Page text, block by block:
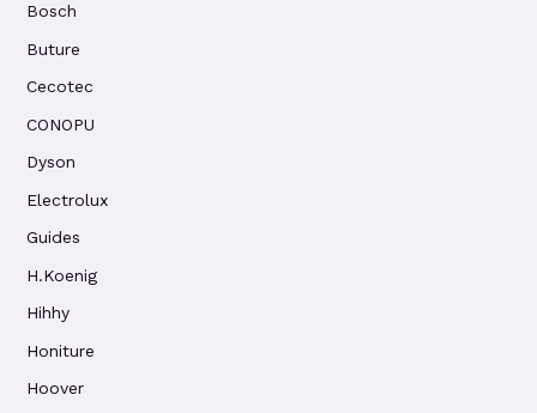
Bosch
Buture
Cecotec
CONOPU
Dyson
Electrolux
Guides
H.Koenig
Hihhy
Honiture
Hoover